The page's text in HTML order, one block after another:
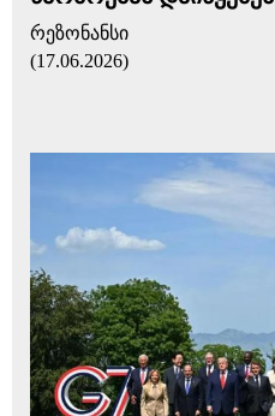
რეზონანსი
(17.06.2026)